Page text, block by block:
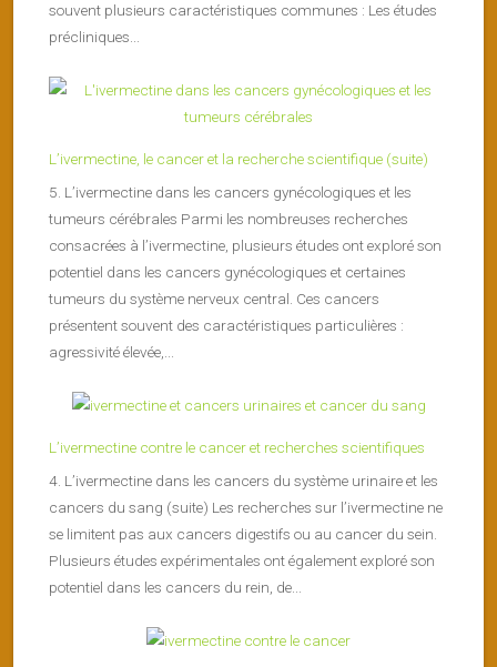
souvent plusieurs caractéristiques communes : Les études
précliniques...
L’ivermectine, le cancer et la recherche scientifique (suite)
5. L’ivermectine dans les cancers gynécologiques et les
tumeurs cérébrales Parmi les nombreuses recherches
consacrées à l’ivermectine, plusieurs études ont exploré son
potentiel dans les cancers gynécologiques et certaines
tumeurs du système nerveux central. Ces cancers
présentent souvent des caractéristiques particulières :
agressivité élevée,...
L’ivermectine contre le cancer et recherches scientifiques
4. L’ivermectine dans les cancers du système urinaire et les
cancers du sang (suite) Les recherches sur l’ivermectine ne
se limitent pas aux cancers digestifs ou au cancer du sein.
Plusieurs études expérimentales ont également exploré son
potentiel dans les cancers du rein, de...